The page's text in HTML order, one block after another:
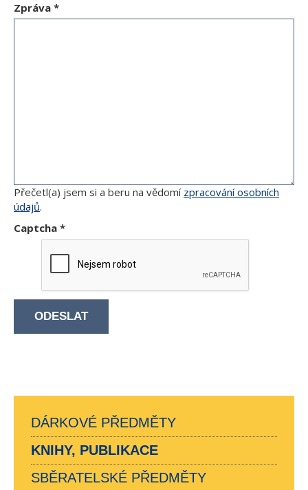
Zpráva *
Přečetl(a) jsem si a beru na vědomí zpracování osobních
údajů.
Captcha *
ODESLAT
DÁRKOVÉ PŘEDMĚTY
KNIHY, PUBLIKACE
SBĚRATELSKÉ PŘEDMĚTY